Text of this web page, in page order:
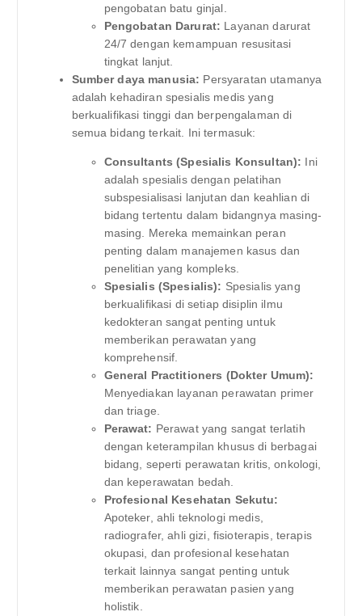
pengobatan batu ginjal.
Pengobatan Darurat: Layanan darurat
24/7 dengan kemampuan resusitasi
tingkat lanjut.
Sumber daya manusia: Persyaratan utamanya
adalah kehadiran spesialis medis yang
berkualifikasi tinggi dan berpengalaman di
semua bidang terkait. Ini termasuk:
Consultants (Spesialis Konsultan): Ini
adalah spesialis dengan pelatihan
subspesialisasi lanjutan dan keahlian di
bidang tertentu dalam bidangnya masing-
masing. Mereka memainkan peran
penting dalam manajemen kasus dan
penelitian yang kompleks.
Spesialis (Spesialis): Spesialis yang
berkualifikasi di setiap disiplin ilmu
kedokteran sangat penting untuk
memberikan perawatan yang
komprehensif.
General Practitioners (Dokter Umum):
Menyediakan layanan perawatan primer
dan triage.
Perawat: Perawat yang sangat terlatih
dengan keterampilan khusus di berbagai
bidang, seperti perawatan kritis, onkologi,
dan keperawatan bedah.
Profesional Kesehatan Sekutu:
Apoteker, ahli teknologi medis,
radiografer, ahli gizi, fisioterapis, terapis
okupasi, dan profesional kesehatan
terkait lainnya sangat penting untuk
memberikan perawatan pasien yang
holistik.